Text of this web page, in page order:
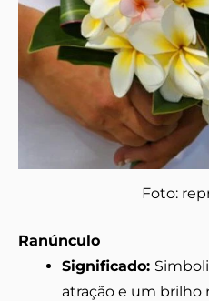
Foto:
Ranúnculo
Significado:
atração e um brilho